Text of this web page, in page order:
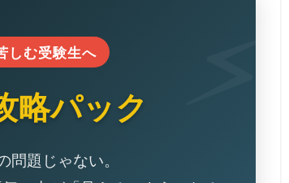
しむ受験生へ
略パック
問題じゃない。